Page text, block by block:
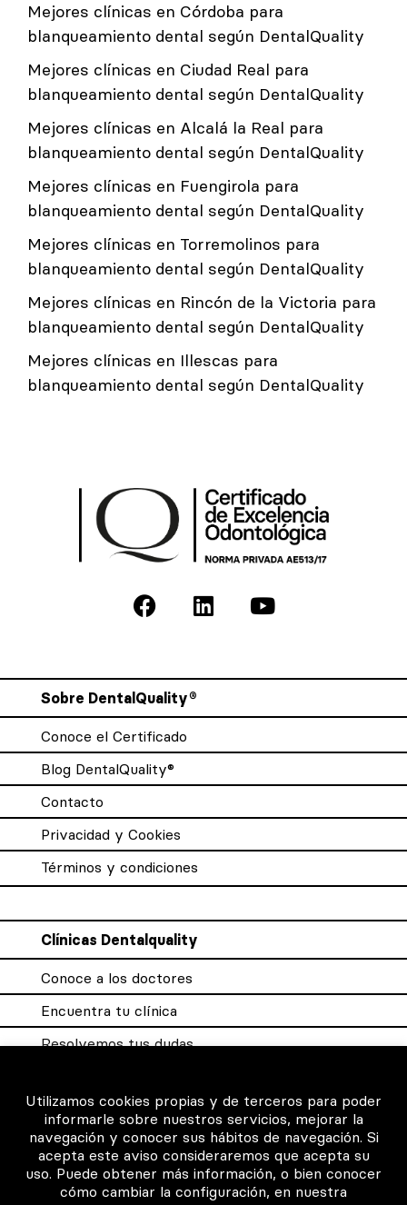
Mejores clínicas en Córdoba para
blanqueamiento dental según DentalQuality
Mejores clínicas en Ciudad Real para
blanqueamiento dental según DentalQuality
Mejores clínicas en Alcalá la Real para
blanqueamiento dental según DentalQuality
Mejores clínicas en Fuengirola para
blanqueamiento dental según DentalQuality
Mejores clínicas en Torremolinos para
blanqueamiento dental según DentalQuality
Mejores clínicas en Rincón de la Victoria para
blanqueamiento dental según DentalQuality
Mejores clínicas en Illescas para
blanqueamiento dental según DentalQuality
Sobre DentalQuality®
Conoce el Certificado
Blog DentalQuality®
Contacto
Privacidad y Cookies
Términos y condiciones
Clínicas Dentalquality
Conoce a los doctores
Encuentra tu clínica
Resolvemos tus dudas
Para los profesionales
Consigue tu certificado
Utilizamos cookies propias y de terceros para poder
informarle sobre nuestros servicios, mejorar la
navegación y conocer sus hábitos de navegación. Si
acepta este aviso consideraremos que acepta su
uso. Puede obtener más información, o bien conocer
cómo cambiar la configuración, en nuestra